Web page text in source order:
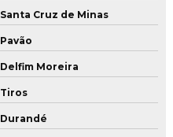
Santa Cruz de Minas
Pavão
Delfim Moreira
Tiros
Durandé